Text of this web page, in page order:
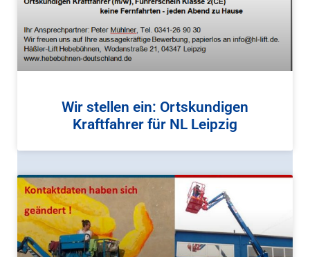
Wir stellen ein: Ortskundigen
Kraftfahrer für NL Leipzig